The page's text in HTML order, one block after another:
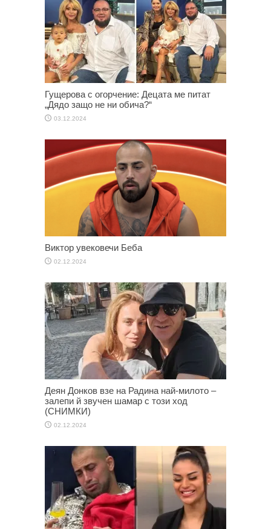
Гущерова с огорчение: Децата ме питат
„Дядо защо не ни обича?“
03.12.2024
Виктор увековечи Беба
02.12.2024
Деян Донков взе на Радина най-милото –
залепи й звучен шамар с този ход
(СНИМКИ)
02.12.2024